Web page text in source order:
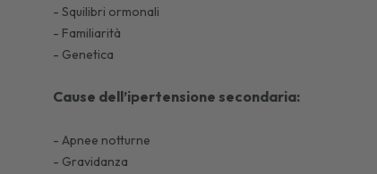
- Squilibri ormonali
- Familiarità
- Genetica
Cause dell’ipertensione secondaria:
- Apnee notturne
- Gravidanza